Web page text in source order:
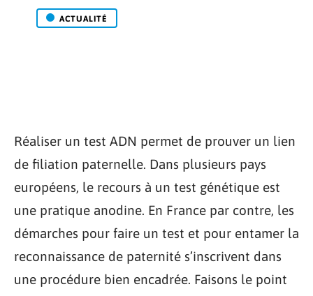
ACTUALITÉ
Réaliser un test ADN permet de prouver un lien
de filiation paternelle. Dans plusieurs pays
européens, le recours à un test génétique est
une pratique anodine. En France par contre, les
démarches pour faire un test et pour entamer la
reconnaissance de paternité s’inscrivent dans
une procédure bien encadrée. Faisons le point